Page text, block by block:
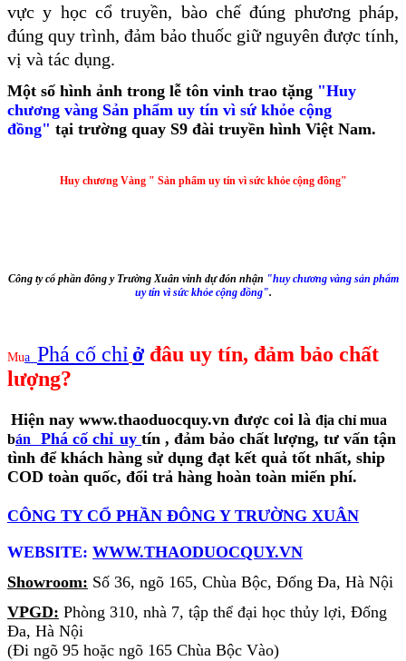
vực y học cổ truyền, bào chế đúng phương pháp,
đúng quy trình, đảm bảo thuốc giữ nguyên được tính,
vị và tác dụng.
Một số hình ảnh trong lễ tôn vinh trao tặng "Huy
chương vàng Sản phẩm uy tín vì sứ khỏe cộng
đồng" tại trường quay S9 đài truyền hình Việt Nam.
Huy chương Vàng " Sản phẩm uy tín vì sức khỏe cộng đồng"
Công ty cổ phần đông y Trường Xuân vinh dự đón nhận "huy chương vàng sản phẩm
uy tín vì sức khỏe cộng đồng".
Mua Phá cố chỉ ở đâu uy tín, đảm bảo chất
lượng?
Hiện nay www.thaoduocquy.vn được coi là địa chỉ mua
bán Phá cố chỉ uy tín , đảm bảo chất lượng, tư vấn tận
tình để khách hàng sử dụng đạt kết quả tốt nhất, ship
COD toàn quốc, đổi trả hàng hoàn toàn miến phí.
CÔNG TY CỔ PHẦN ĐÔNG Y TRƯỜNG XUÂN
WEBSITE: WWW.THAODUOCQUY.VN
Showroom: Số 36, ngõ 165, Chùa Bộc, Đống Đa, Hà Nội
VPGD: Phòng 310, nhà 7, tập thể đại học thủy lợi, Đống
Đa, Hà Nội
(Đi ngõ 95 hoặc ngõ 165 Chùa Bộc Vào)